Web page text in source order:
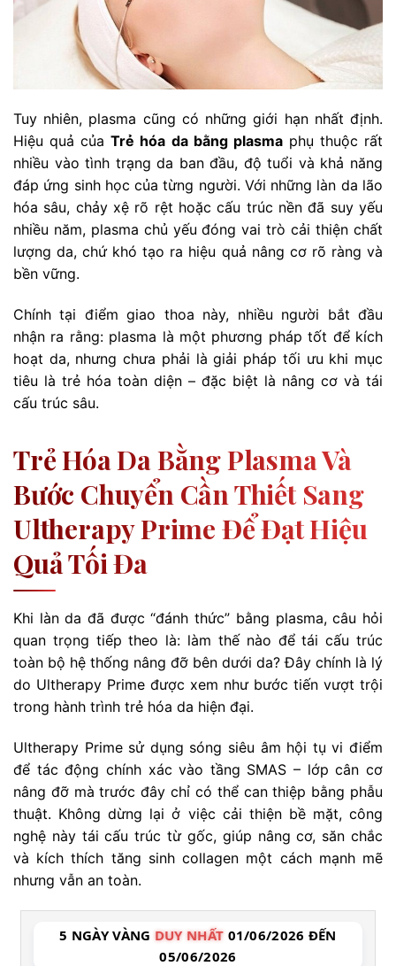
Tuy nhiên, plasma cũng có những giới hạn nhất định.
Hiệu quả củaTrẻ hóa da bằng plasmaphụ thuộc rất
nhiều vào tình trạng da ban đầu, độ tuổi và khả năng
đáp ứng sinh học của từng người. Với những làn da lão
hóa sâu, chảy xệ rõ rệt hoặc cấu trúc nền đã suy yếu
nhiều năm, plasma chủ yếu đóng vai trò cải thiện chất
lượng da, chứ khó tạo ra hiệu quả nâng cơ rõ ràng và
bền vững.
Chính tại điểm giao thoa này, nhiều người bắt đầu
nhận ra rằng: plasma là một phương pháp tốt để kích
hoạt da, nhưng chưa phải là giải pháp tối ưu khi mục
tiêu là trẻ hóa toàn diện – đặc biệt là nâng cơ và tái
cấu trúc sâu.
Trẻ Hóa Da Bằng Plasma Và
Bước Chuyển Cần Thiết Sang
Ultherapy Prime Để Đạt Hiệu
Quả Tối Đa
Khi làn da đã được “đánh thức” bằng plasma, câu hỏi
quan trọng tiếp theo là: làm thế nào để tái cấu trúc
toàn bộ hệ thống nâng đỡ bên dưới da? Đây chính là lý
do Ultherapy Prime được xem như bước tiến vượt trội
trong hành trình trẻ hóa da hiện đại.
Ultherapy Prime sử dụng sóng siêu âm hội tụ vi điểm
để tác động chính xác vào tầng SMAS – lớp cân cơ
nâng đỡ mà trước đây chỉ có thể can thiệp bằng phẫu
thuật. Không dừng lại ở việc cải thiện bề mặt, công
nghệ này tái cấu trúc từ gốc, giúp nâng cơ, săn chắc
và kích thích tăng sinh collagen một cách mạnh mẽ
nhưng vẫn an toàn.
5 NGÀY VÀNG DUY NHẤT 01/06/2026 ĐẾN
05/06/2026